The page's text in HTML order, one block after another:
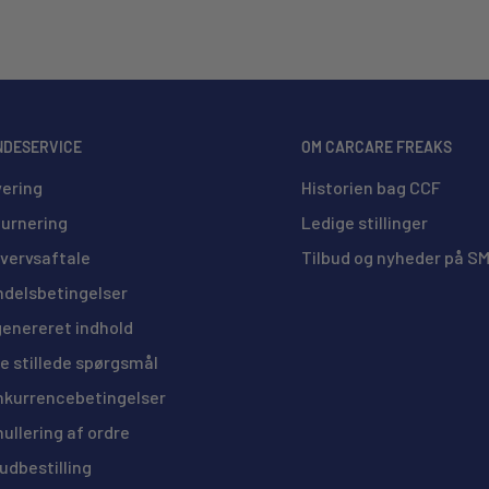
kræver
med vand og mild
aluminiumafslutning gør
og måske ikke er 100%
afsendt med fragtmand, til en
indhold
stillede spørgsmål
af ordre
OM CARCARE FREAKS
Historien bag CCF
Ledige stillinger
Tilbud og nyheder på